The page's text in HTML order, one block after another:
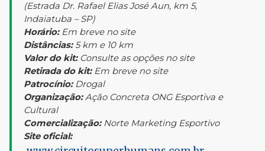
(Estrada Dr. Rafael Elias José Aun, km 5,
Indaiatuba – SP)
Horário:Em breve no site
Distâncias:5 km e 10 km
Valor do kit:Consulte as opções no site
Retirada do kit:Em breve no site
Patrocínio:Drogal
Organização:Ação Concreta ONG Esportiva e
Cultural
Comercialização:Norte Marketing Esportivo
Site oficial: